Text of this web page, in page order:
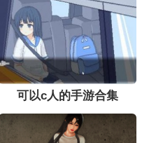
可以c人的手游合集